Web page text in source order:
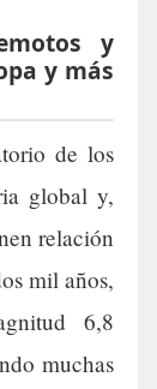
y
y más
de los
global y,
relación
mil años,
6,8
muchas